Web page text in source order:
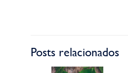
Posts relacionados